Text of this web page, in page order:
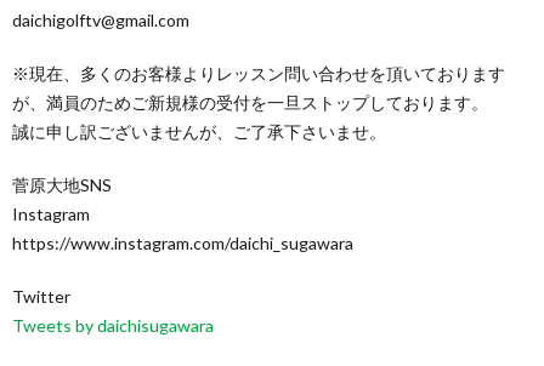
daichigolftv@gmail.com
※現在、多くのお客様よりレッスン問い合わせを頂いております
が、満員のためご新規様の受付を一旦ストップしております。
誠に申し訳ございませんが、ご了承下さいませ。
菅原大地SNS
Instagram
https://www.instagram.com/daichi_sugawara
Twitter
Tweets by daichisugawara